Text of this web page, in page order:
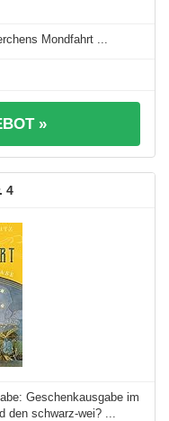
Mondfahrt ...
»
4
Geschenkausgabe im
den schwarz-wei? ...